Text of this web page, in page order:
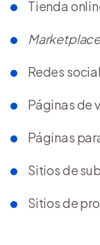
Tienda
Redes
Páginas de
Páginas
Sitios de
Sitios de